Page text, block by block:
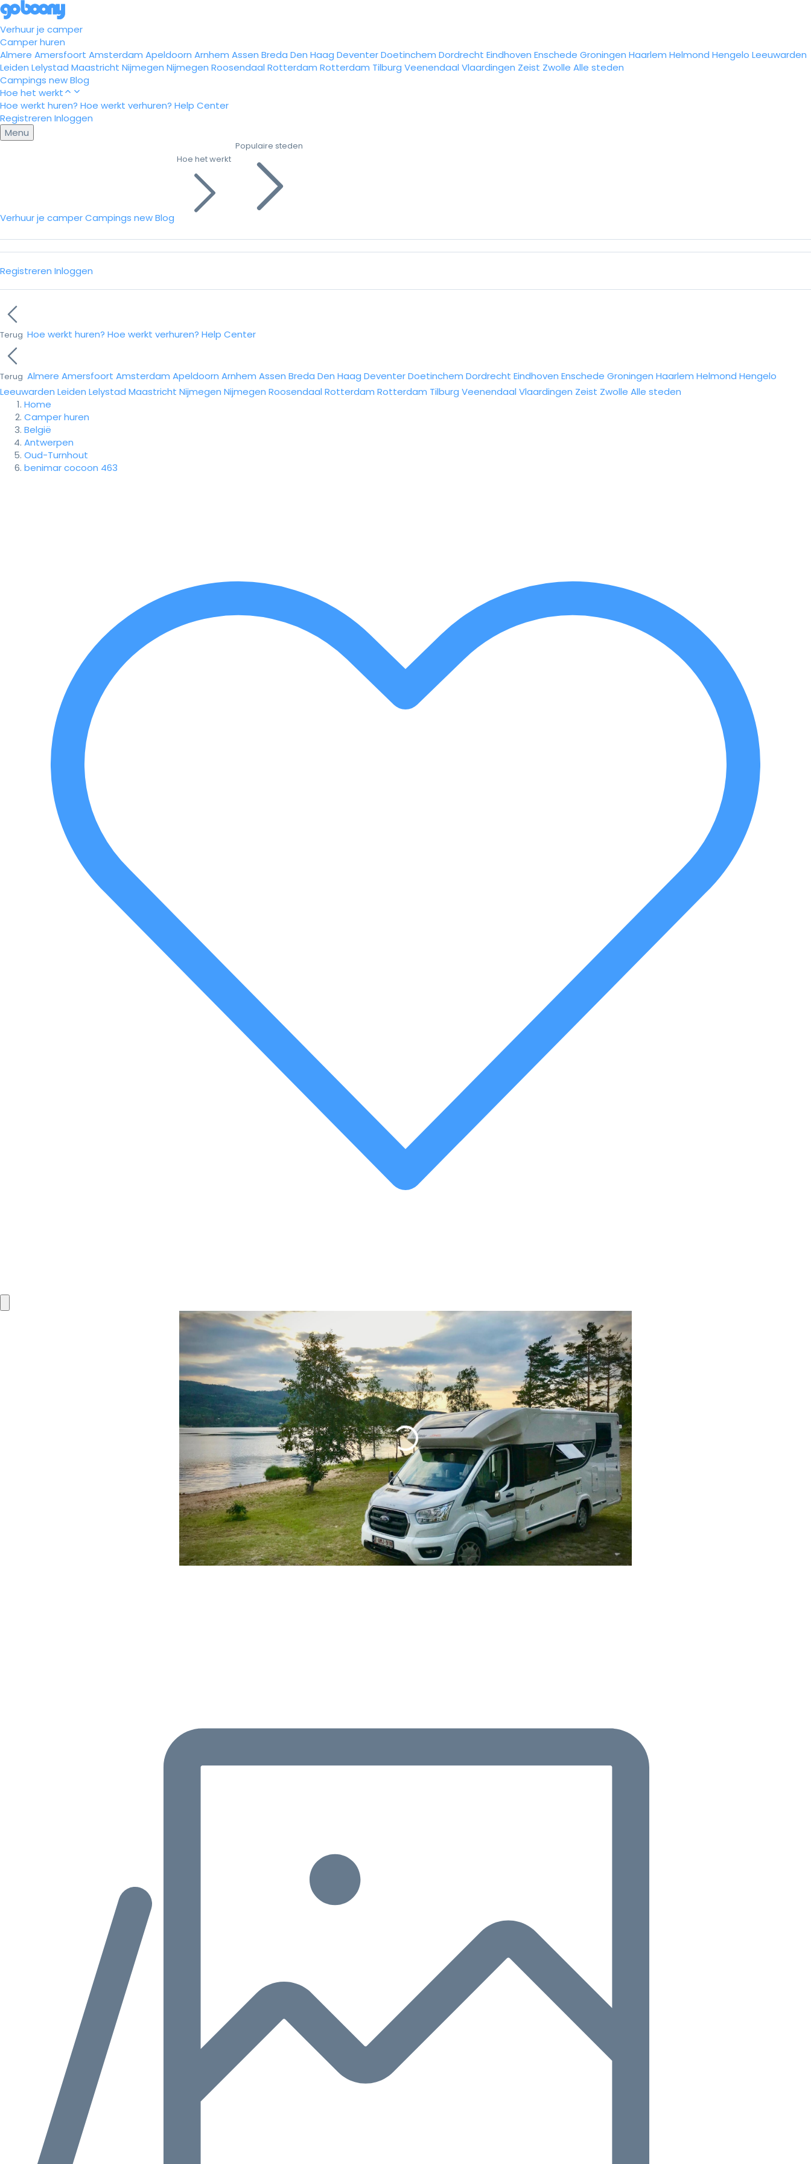
Verhuur je camper
Camper huren
Almere Amersfoort Amsterdam Apeldoorn Arnhem Assen Breda Den Haag DeventerDoetinchem Dordrecht Eindhoven Enschede Groningen Haarlem Helmond Hengelo Leeuwarden
Leiden Lelystad Maastricht Nijmegen Nijmegen Roosendaal Rotterdam Rotterdam Tilburg Veenendaal Vlaardingen Zeist Zwolle Alle steden
Campings newBlog
Hoe het werkt
Hoe werkt huren? Hoe werkt verhuren? Help Center
Registreren Inloggen
Menu
Verhuur je camperCampings newBlog
Hoe het werkt
Populaire steden
Registreren Inloggen
Terug Hoe werkt huren? Hoe werkt verhuren? Help Center
Terug Almere Amersfoort Amsterdam Apeldoorn Arnhem Assen Breda Den Haag DeventerDoetinchem Dordrecht Eindhoven Enschede Groningen Haarlem Helmond Hengelo
Leeuwarden Leiden Lelystad Maastricht Nijmegen Nijmegen Roosendaal Rotterdam Rotterdam Tilburg Veenendaal Vlaardingen Zeist Zwolle Alle steden
Home
Camper huren
België
Antwerpen
Oud-Turnhout
benimar cocoon 463